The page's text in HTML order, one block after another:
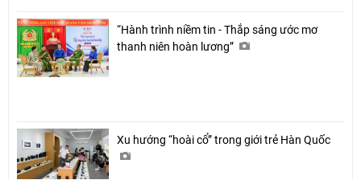
“Hành trình niềm tin - Thắp sáng ước mơ
thanh niên hoàn lương”
Xu hướng “hoài cổ” trong giới trẻ Hàn Quốc